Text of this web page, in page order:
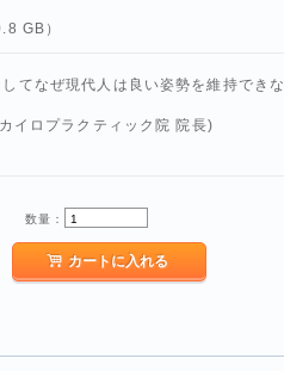
GB）
てなぜ現代人は良い姿勢を維持できな
イロプラクティック院 院長)
数量：